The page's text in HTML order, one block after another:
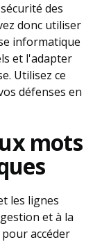
des
donc utiliser
informatique
et l'adapter
Utilisez ce
défenses en
mots
les lignes
et à la
accéder